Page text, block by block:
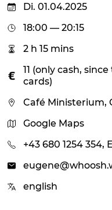
Di. 01.04.2025
18:00 — 20:15
2 h 15 mins
11 (only cash,
cards)
Café Ministerium,
Google Maps
+43 680 1254 354,
english